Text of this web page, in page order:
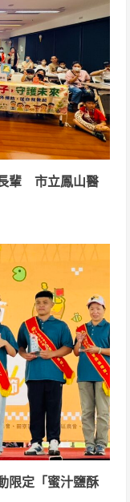
輩 市立鳳山醫
限定「蜜汁鹽酥